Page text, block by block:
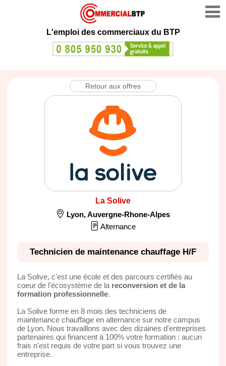
L'emploi des commerciaux du BTP
Retour aux offres
La Solive
Lyon,Auvergne-Rhone-Alpes
Alternance
Technicien de maintenance chauffage H/F
La Solive, c'est une école et des parcours certifiés au
coeur de l'écosystème de la reconversion et de la
formation professionnelle.
La Solive forme en 8 mois des techniciens de
maintenance chauffage en alternance sur notre campus
de Lyon. Nous travaillons avec des dizaines d'entreprises
partenaires qui financent à 100% votre formation : aucun
frais n'est requis de votre part si vous trouvez une
entreprise.